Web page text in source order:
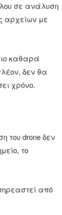
σε ανάλυση
αρχείων με
καθαρά
δεν θα
χρόνο.
του drone δεν
το
από